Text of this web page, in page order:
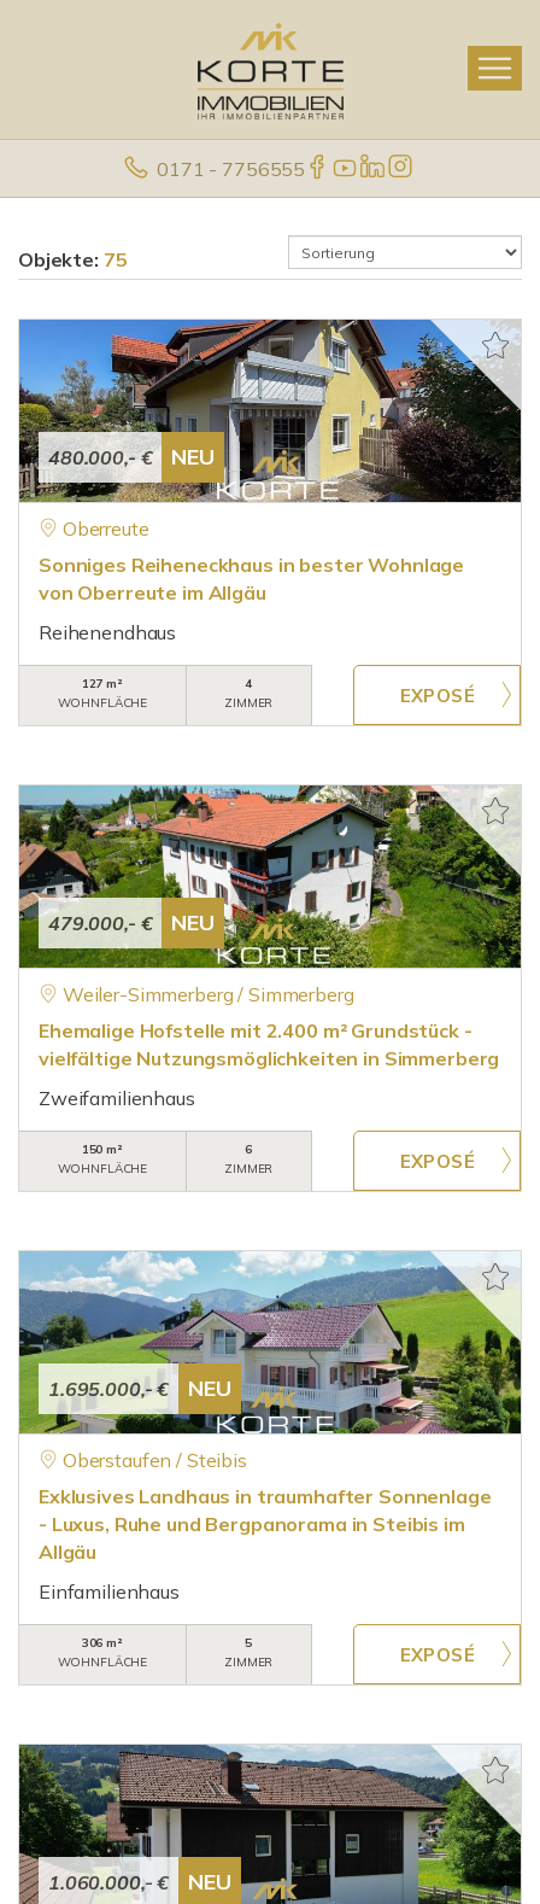
0171 - 7756555
Objekte: 75
480.000,- € NEU
Oberreute
Sonniges Reiheneckhaus in bester Wohnlage
von Oberreute im Allgäu
Reihenendhaus
127 m²
WOHNFLÄCHE
4
ZIMMER
479.000,- € NEU
Weiler-Simmerberg / Simmerberg
Ehemalige Hofstelle mit 2.400 m² Grundstück -
vielfältige Nutzungsmöglichkeiten in Simmerberg
Zweifamilienhaus
150 m²
WOHNFLÄCHE
6
ZIMMER
1.695.000,- € NEU
Oberstaufen / Steibis
Exklusives Landhaus in traumhafter Sonnenlage
- Luxus, Ruhe und Bergpanorama in Steibis im
Allgäu
Einfamilienhaus
306 m²
WOHNFLÄCHE
5
ZIMMER
1.060.000,- € NEU